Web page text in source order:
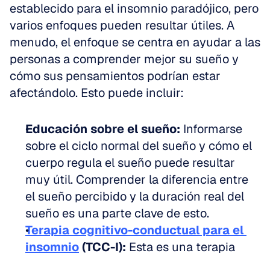
establecido para el insomnio paradójico, pero
varios enfoques pueden resultar útiles. A
menudo, el enfoque se centra en ayudar a las
personas a comprender mejor su sueño y
cómo sus pensamientos podrían estar
afectándolo. Esto puede incluir:
Educación sobre el sueño: Informarse
sobre el ciclo normal del sueño y cómo el
cuerpo regula el sueño puede resultar
muy útil. Comprender la diferencia entre
el sueño percibido y la duración real del
sueño es una parte clave de esto.
Terapia cognitivo-conductual para el
insomnio(TCC-I): Esta es una terapia